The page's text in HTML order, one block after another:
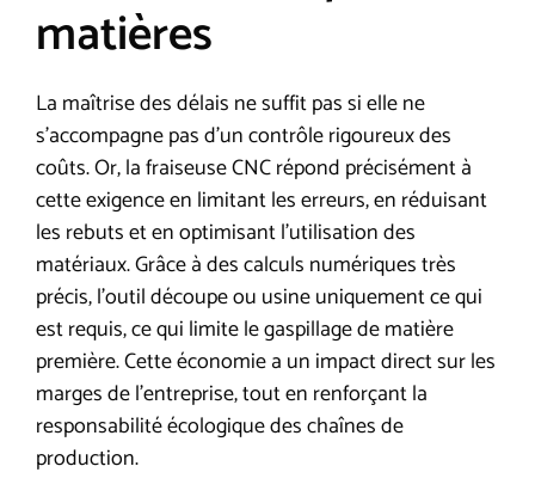
matières
La maîtrise des délais ne suffit pas si elle ne
s’accompagne pas d’un contrôle rigoureux des
coûts. Or, la fraiseuse CNC répond précisément à
cette exigence en limitant les erreurs, en réduisant
les rebuts et en optimisant l’utilisation des
matériaux. Grâce à des calculs numériques très
précis, l’outil découpe ou usine uniquement ce qui
est requis, ce qui limite le gaspillage de matière
première. Cette économie a un impact direct sur les
marges de l’entreprise, tout en renforçant la
responsabilité écologique des chaînes de
production.